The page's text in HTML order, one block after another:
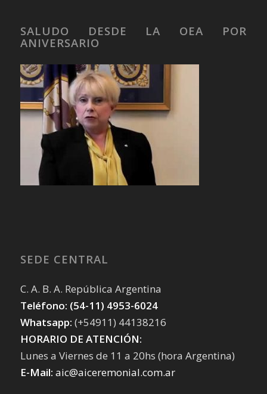
SALUDO DESDE LA OEA POR
ANIVERSARIO
SEDE CENTRAL
C. A. B. A. República Argentina
Teléfono: (54-11) 4953-6024
Whatsapp: (+54911) 44138216
HORARIO DE ATENCIÓN:
Lunes a Viernes de 11 a 20hs (hora Argentina)
E-Mail: aic@aiceremonial.com.ar